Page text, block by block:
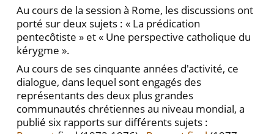
Au cours de la session à Rome, les discussions ont
porté sur deux sujets : « La prédication
pentecôtiste » et « Une perspective catholique du
kérygme ».
Au cours de ses cinquante années d'activité, ce
dialogue, dans lequel sont engagés des
représentants des deux plus grandes
communautés chrétiennes au niveau mondial, a
publié six rapports sur différents sujets :